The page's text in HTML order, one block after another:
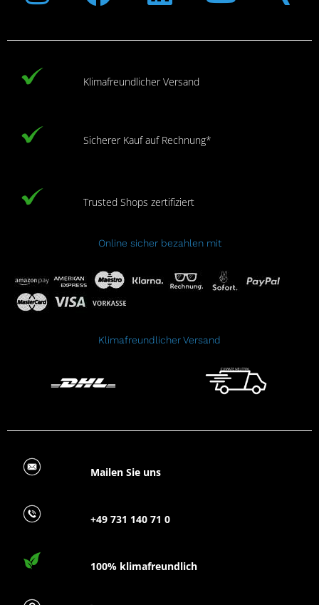
Klimafreundlicher Versand
Sicherer Kauf auf Rechnung*
Trusted Shops zertifiziert
Online sicher bezahlen mit
Klimafreundlicher Versand
Mailen Sie uns
+49 731 140 71 0
100% klimafreundlich